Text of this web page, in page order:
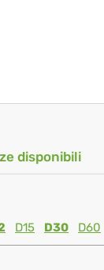
disponibili
D15 D30 D60